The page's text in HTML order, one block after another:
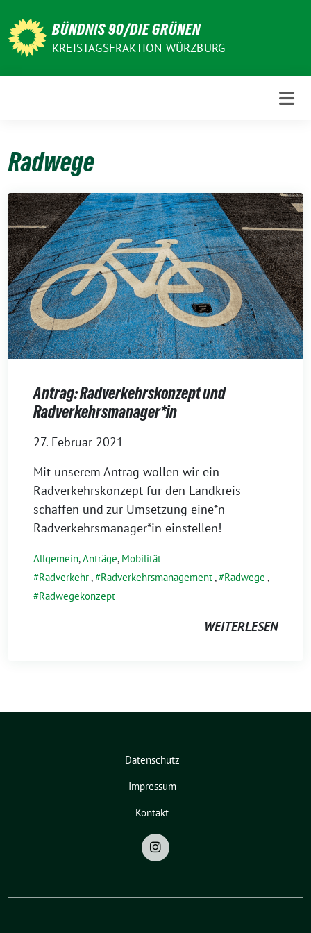
zum
Inhalt
BÜNDNIS 90/DIE GRÜNEN
KREISTAGSFRAKTION WÜRZBURG
Radwege
Antrag: Radverkehrskonzept und
Radverkehrsmanager*in
27. Februar 2021
Mit unserem Antrag wollen wir ein
Radverkehrskonzept für den Landkreis
schaffen und zur Umsetzung eine*n
Radverkehrsmanager*in einstellen!
Allgemein,Anträge, Mobilität
Radverkehr, Radverkehrsmanagement, Radwege ,
Radwegekonzept
WEITERLESEN
Datenschutz
Impressum
Kontakt